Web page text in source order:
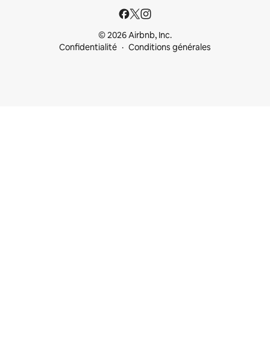
© 2026 Airbnb, Inc.
Confidentialité
Conditions générales